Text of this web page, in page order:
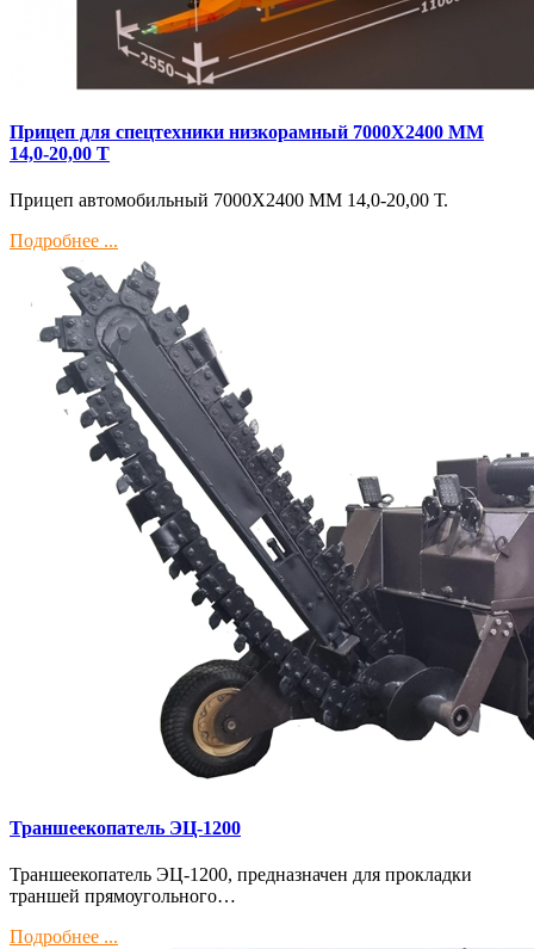
Прицеп для спецтехники низкорамный 7000Х2400 ММ
14,0-20,00 Т
Прицеп автомобильный 7000Х2400 ММ 14,0-20,00 Т.
Подробнее ...
Траншеекопатель ЭЦ-1200
Траншеекопатель ЭЦ-1200, предназначен для прокладки
траншей прямоугольного…
Подробнее ...